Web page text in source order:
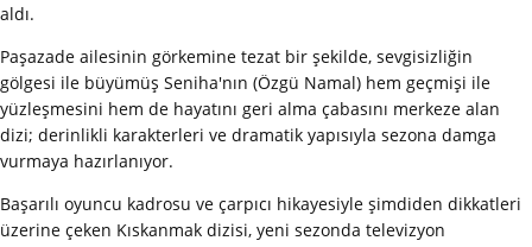
aldı.
Paşazade ailesinin görkemine tezat bir şekilde, sevgisizliğin
gölgesi ile büyümüş Seniha'nın (Özgü Namal) hem geçmişi ile
yüzleşmesini hem de hayatını geri alma çabasını merkeze alan
dizi; derinlikli karakterleri ve dramatik yapısıyla sezona damga
vurmaya hazırlanıyor.
Başarılı oyuncu kadrosu ve çarpıcı hikayesiyle şimdiden dikkatleri
üzerine çeken Kıskanmak dizisi, yeni sezonda televizyon